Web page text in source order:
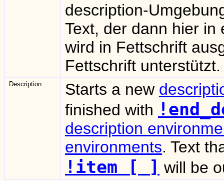
description-
Text, der dann hier in
wird in Fettschrift
Fettschrift unterstützt.
Description: Starts a new
finished with
description
environments. Text
!item [ ] will be